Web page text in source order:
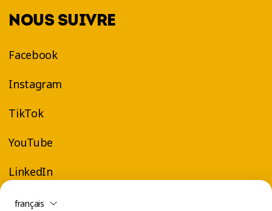
NOUS SUIVRE
Facebook
Instagram
TikTok
YouTube
LinkedIn
français